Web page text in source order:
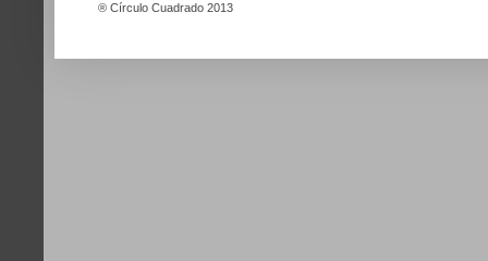
® Círculo Cuadrado 2013